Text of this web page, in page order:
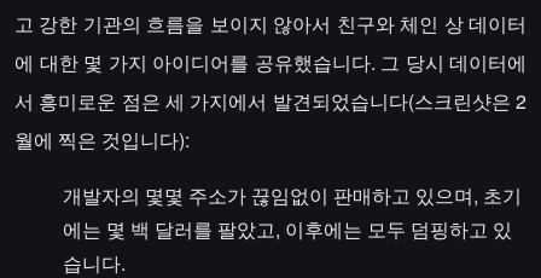
고 강한 기관의 흐름을 보이지 않아서 친구와 체인 상 데이터
에 대한 몇 가지 아이디어를 공유했습니다. 그 당시 데이터에
서 흥미로운 점은 세 가지에서 발견되었습니다(스크린샷은 2
월에 찍은 것입니다):
개발자의 몇몇 주소가 끊임없이 판매하고 있으며, 초기
에는 몇 백 달러를 팔았고, 이후에는 모두 덤핑하고 있
습니다.